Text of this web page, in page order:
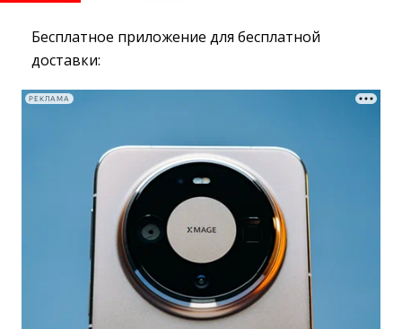
Бесплатное приложение для бесплатной
доставки:
РЕКЛАМА